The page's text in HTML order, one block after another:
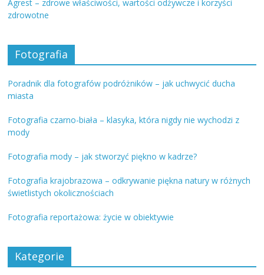
Agrest – zdrowe właściwości, wartości odżywcze i korzyści
zdrowotne
Fotografia
Poradnik dla fotografów podróżników – jak uchwycić ducha
miasta
Fotografia czarno-biała – klasyka, która nigdy nie wychodzi z
mody
Fotografia mody – jak stworzyć piękno w kadrze?
Fotografia krajobrazowa – odkrywanie piękna natury w różnych
świetlistych okolicznościach
Fotografia reportażowa: życie w obiektywie
Kategorie